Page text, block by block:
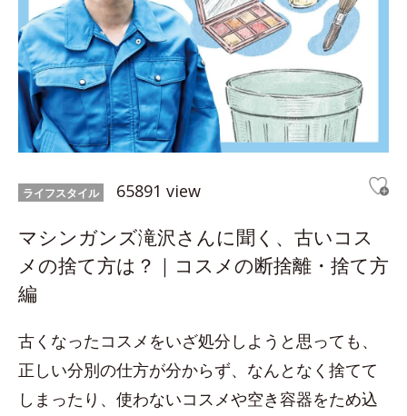
ライフスタイル 65891 view
マシンガンズ滝沢さんに聞く、古いコス
メの捨て方は？｜コスメの断捨離・捨て方
編
古くなったコスメをいざ処分しようと思っても、
正しい分別の仕方が分からず、なんとなく捨てて
しまったり、使わないコスメや空き容器をため込